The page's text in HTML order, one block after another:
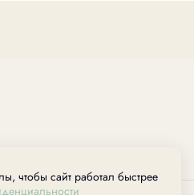
чтобы сайт работал быстрее